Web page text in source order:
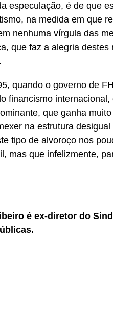
especulação, é de que
na medida em que
nenhuma vírgula das
que faz a alegria destes
quando o governo de
financismo
que ganha
na estrutura
tipo de alvoroço nos
mas que infelizmente,
é ex-diretor do